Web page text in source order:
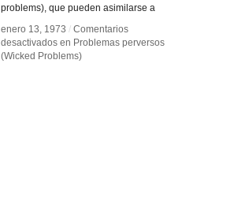
problems), que pueden asimilarse a
enero 13, 1973 / Comentarios
desactivados en Problemas perversos
(Wicked Problems)
enero 13, 1973 / Comentarios
desactivados en Problemas perversos
(Wicked Problems)